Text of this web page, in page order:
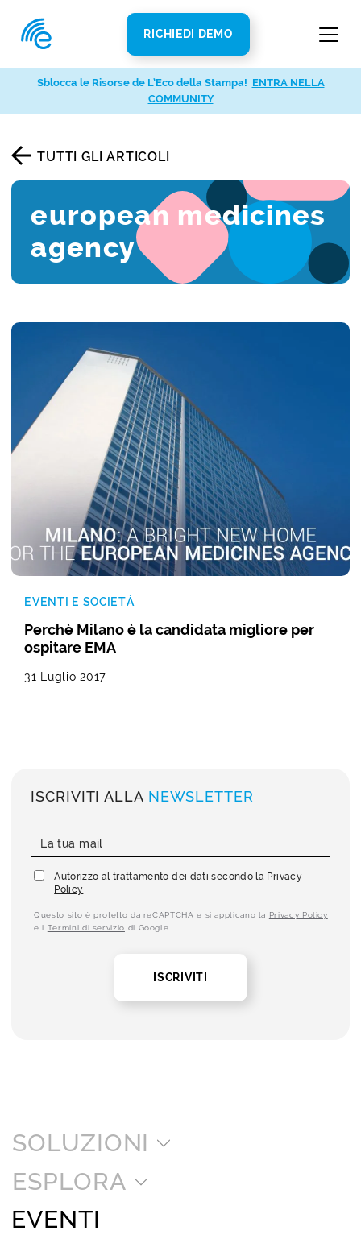
RICHIEDI DEMO
TUTTI GLI ARTICOLI
european medicines
agency
EVENTI E SOCIETÀ
Perchè Milano è la candidata migliore per
ospitare EMA
31 Luglio 2017
ISCRIVITI ALLA NEWSLETTER
Autorizzo al trattamento dei dati secondo la Privacy
Policy
Questo sito è protetto da reCAPTCHA e si applicano la Privacy Policy
e i Termini di servizio di Google.
ISCRIVITI
SOLUZIONI
ESPLORA
EVENTI
Sblocca le Risorse de L’Eco della Stampa! ENTRA NELLA
COMMUNITY